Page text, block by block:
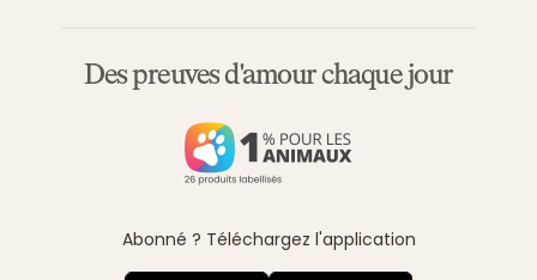
Des preuves d'amour chaque jour
Abonné ? Téléchargez l'application